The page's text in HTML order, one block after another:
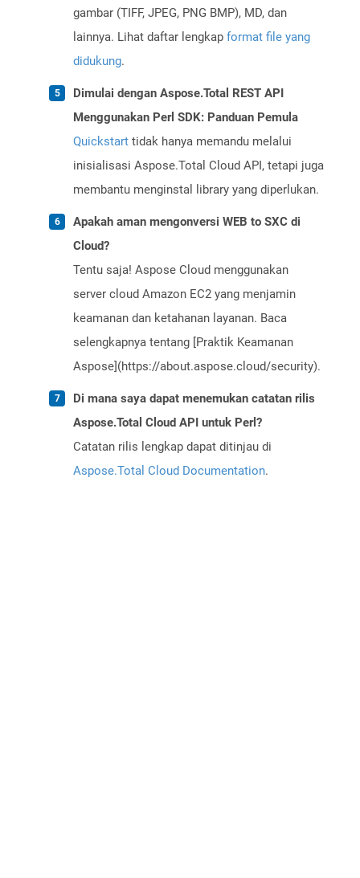
gambar (TIFF, JPEG, PNG BMP), MD, dan
lainnya. Lihat daftar lengkap format file yang
didukung.
Dimulai dengan Aspose.Total REST API
Menggunakan Perl SDK: Panduan Pemula
Quickstart tidak hanya memandu melalui
inisialisasi Aspose.Total Cloud API, tetapi juga
membantu menginstal library yang diperlukan.
Apakah aman mengonversi WEB to SXC di
Cloud?
Tentu saja! Aspose Cloud menggunakan
server cloud Amazon EC2 yang menjamin
keamanan dan ketahanan layanan. Baca
selengkapnya tentang [Praktik Keamanan
Aspose](https://about.aspose.cloud/security).
Di mana saya dapat menemukan catatan rilis
Aspose.Total Cloud API untuk Perl?
Catatan rilis lengkap dapat ditinjau di
Aspose.Total Cloud Documentation.